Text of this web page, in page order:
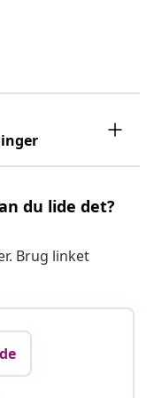
du lide det?
Brug linket